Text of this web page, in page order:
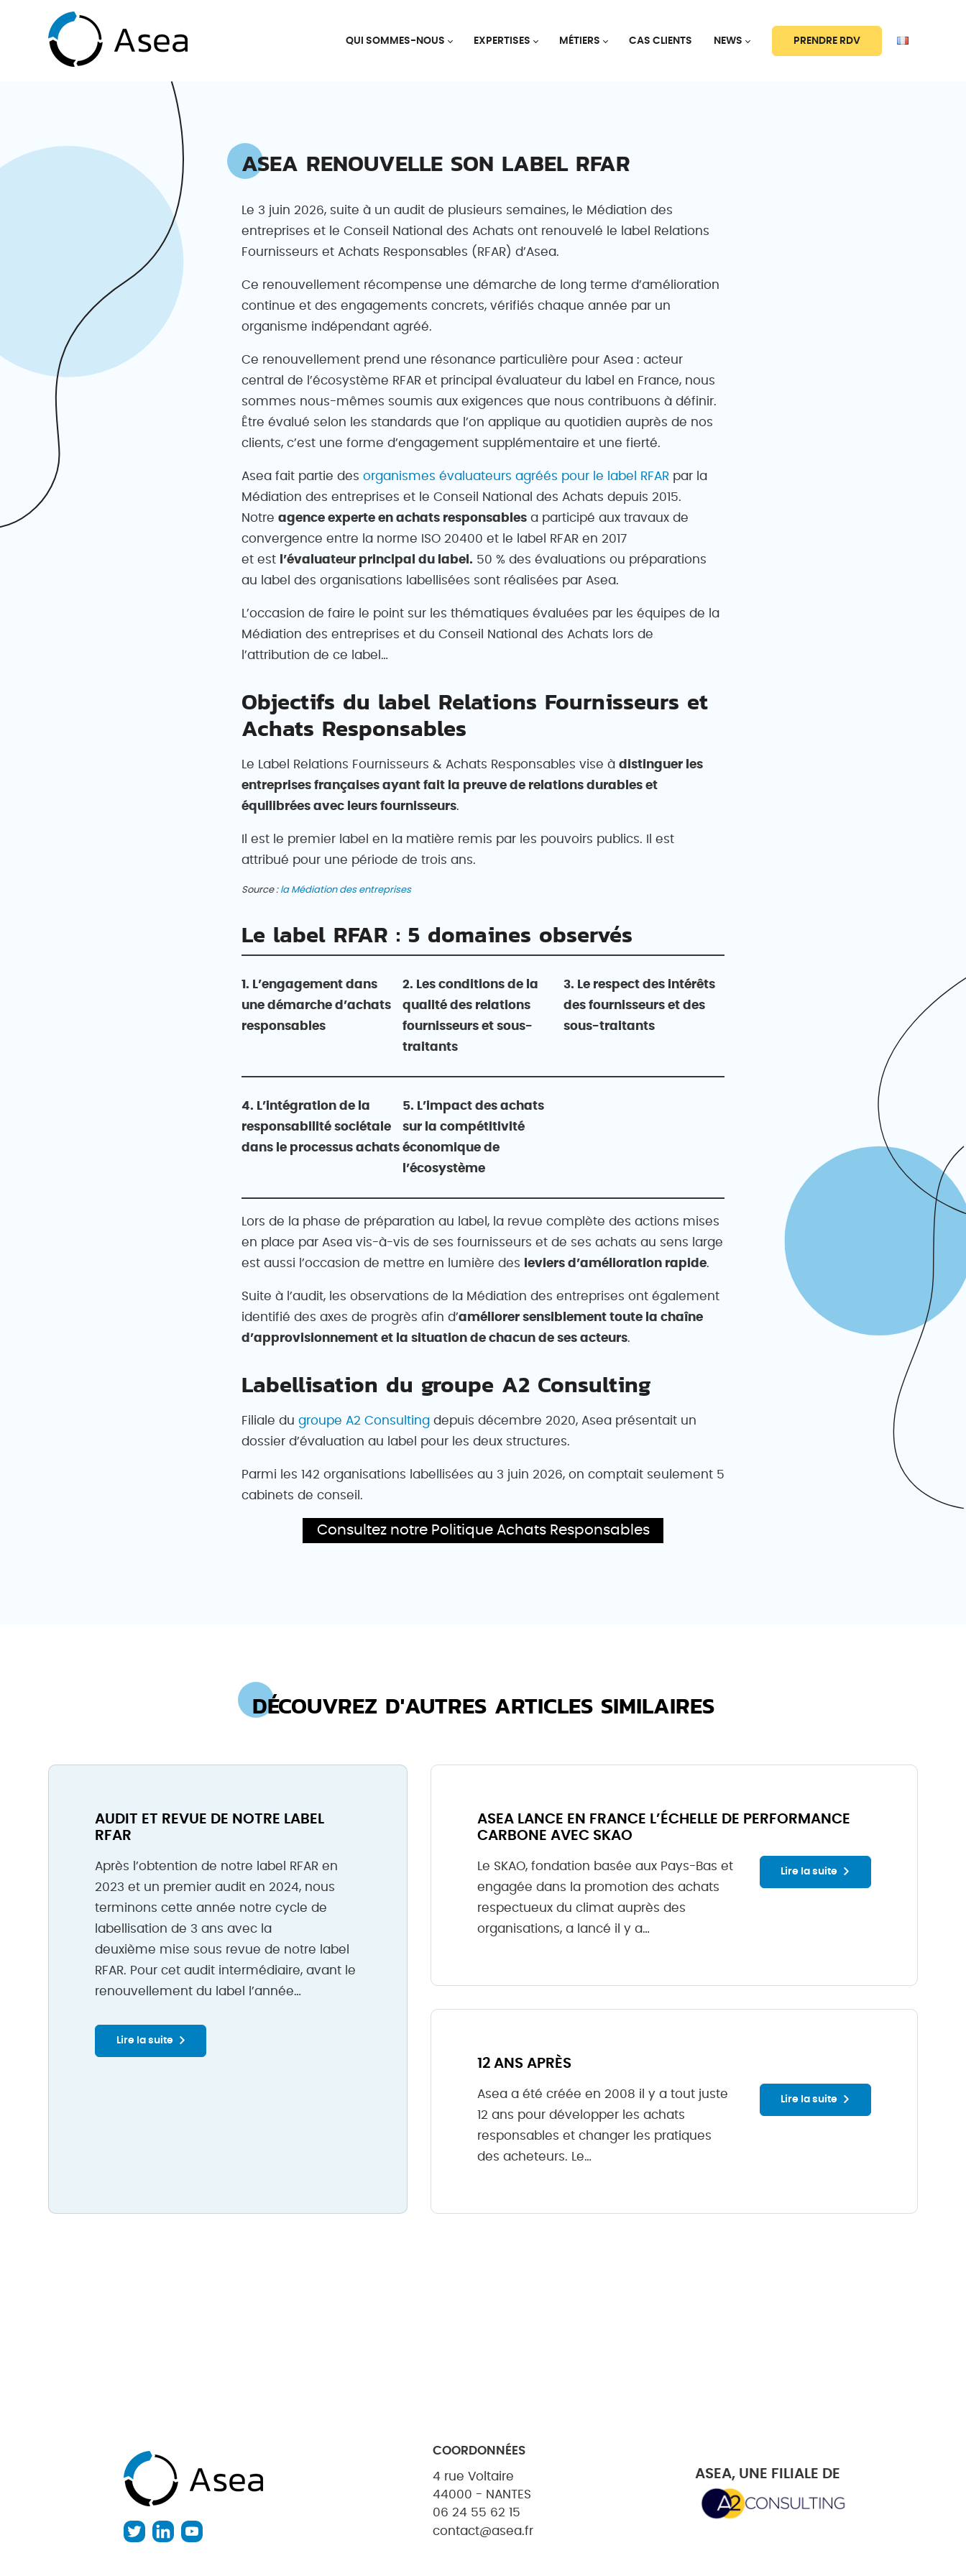
QUI SOMMES-NOUS EXPERTISES MÉTIERS CAS CLIENTS NEWS PRENDRE RDV
ASEA RENOUVELLE SON LABEL RFAR
Le 3 juin 2026, suite à un audit de plusieurs semaines, le Médiation des
entreprises et le Conseil National des Achats ont renouvelé le label Relations
Fournisseurs et Achats Responsables (RFAR) d’Asea.
Ce renouvellement récompense une démarche de long terme d’amélioration
continue et des engagements concrets, vérifiés chaque année par un
organisme indépendant agréé.
Ce renouvellement prend une résonance particulière pour Asea : acteur
central de l’écosystème RFAR et principal évaluateur du label en France, nous
sommes nous-mêmes soumis aux exigences que nous contribuons à définir.
Être évalué selon les standards que l’on applique au quotidien auprès de nos
clients, c’est une forme d’engagement supplémentaire et une fierté.
Asea fait partie des organismes évaluateurs agréés pour le label RFAR par la
Médiation des entreprises et le Conseil National des Achats depuis 2015.
Notre agence experte en achats responsables a participé aux travaux de
convergence entre la norme ISO 20400 et le label RFAR en 2017
et est
l’évaluateur principal du label. 50 % des évaluations ou préparations
au label des organisations labellisées sont réalisées par Asea.
L’occasion de faire le point sur les thématiques évaluées par les équipes de la
Médiation des entreprises et du Conseil National des Achats lors de
l’attribution de ce label…
Objectifs du label Relations Fournisseurs et
Achats Responsables
Le Label Relations Fournisseurs & Achats Responsables vise à distinguer les
entreprises françaises ayant fait la preuve de relations durables et
équilibrées avec leurs fournisseurs.
Il est le premier label en la matière remis par les pouvoirs publics. Il est
attribué pour une période de trois ans.
Source : la Médiation des entreprises
Le label RFAR : 5 domaines observés
1. L’engagement dans
une démarche d’achats
responsables
2. Les conditions de la
qualité des relations
fournisseurs et sous-
traitants
3. Le respect des intérêts
des fournisseurs et des
sous-traitants
4. L’intégration de la
responsabilité sociétale
dans le processus achats
5. L’impact des achats
sur la compétitivité
économique de
l’écosystème
Lors de la phase de préparation au label, la revue complète des actions mises
en place par Asea vis-à-vis de ses fournisseurs et de ses achats au sens large
est aussi l’occasion de mettre en lumière des
leviers d’amélioration rapide.
Suite à l’audit, les observations de la Médiation des entreprises ont également
identifié des axes de progrès afin d’améliorer sensiblement toute la chaîne
d’approvisionnement et la situation de chacun de ses acteurs.
Labellisation du groupe A2 Consulting
Filiale du groupe A2 Consulting depuis décembre 2020, Asea présentait un
dossier d’évaluation au label pour les deux structures.
Parmi les 142 organisations labellisées au 3 juin 2026, on comptait seulement 5
cabinets de conseil.
Consultez notre Politique Achats Responsables
DÉCOUVREZ D'AUTRES ARTICLES SIMILAIRES
AUDIT ET REVUE DE NOTRE LABEL
RFAR
Après l’obtention de notre label RFAR en
2023 et un premier audit en 2024, nous
terminons cette année notre cycle de
labellisation de 3 ans avec la
deuxième mise sous revue de notre label
RFAR. Pour cet audit intermédiaire, avant le
renouvellement du label l’année…
Lire la suite
ASEA LANCE EN FRANCE L’ÉCHELLE DE PERFORMANCE
CARBONE AVEC SKAO
Le SKAO, fondation basée aux Pays-Bas et
engagée dans la promotion des achats
respectueux du climat auprès des
organisations, a lancé il y a…
Lire la suite
12 ANS APRÈS
Asea a été créée en 2008 il y a tout juste
12 ans pour développer les achats
responsables et changer les pratiques
des acheteurs. Le…
Lire la suite
COORDONNÉES
4 rue Voltaire
44000 - NANTES
06 24 55 62 15
contact@asea.fr
ASEA, UNE FILIALE DE